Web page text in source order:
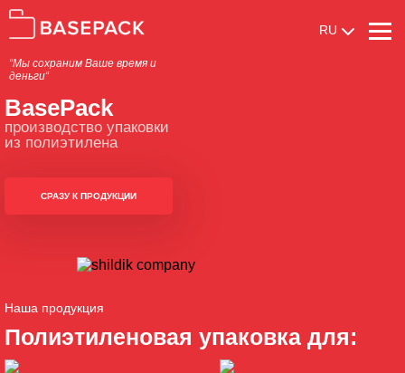
“Мы сохраним Ваше время и
деньги“
RU
BasePack
производство упаковки
из полиэтилена
СРАЗУ К ПРОДУКЦИИ
Наша продукция
Полиэтиленовая упаковка для: